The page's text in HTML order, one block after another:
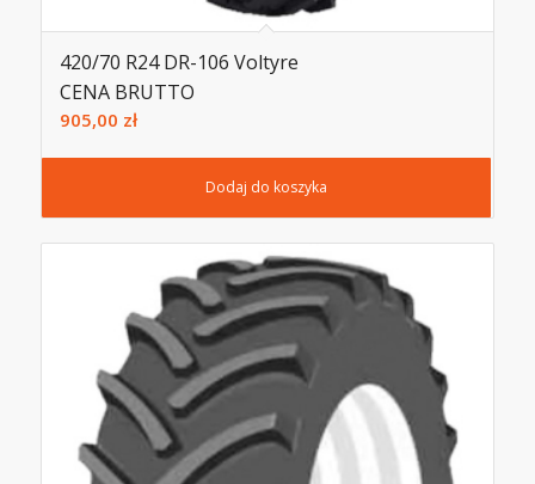
420/70 R24 DR-106 Voltyre
CENA BRUTTO
905,00 zł
Dodaj do koszyka